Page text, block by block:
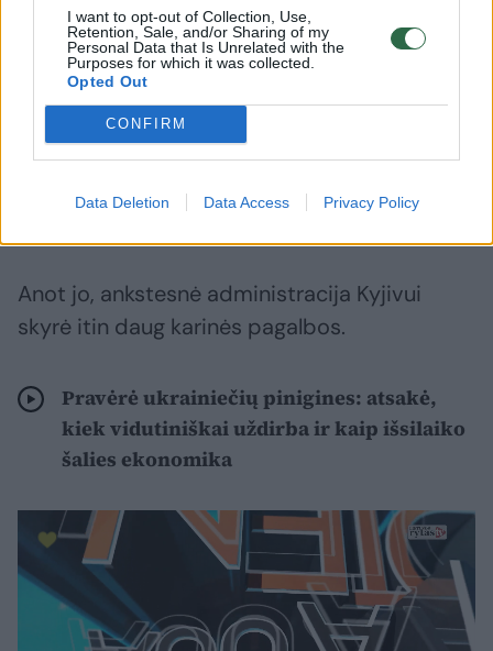
I want to opt-out of Collection, Use,
Retention, Sale, and/or Sharing of my
Personal Data that Is Unrelated with the
Purposes for which it was collected.
Opted Out
CONFIRM
Data Deletion Data Access Privacy Policy
tolimojo nuotolio raketų ir oro gynybos
sistemų „Patriot“.
Kalbėdamas su žurnalistais Baltuosiuose
rūmuose rugpjūčio 6 dieną D. Trumpas taip
pat pakomentavo buvusio JAV prezidento
Anot jo, ankstesnė administracija Kyjivui
skyrė itin daug karinės pagalbos.
Pravėrė ukrainiečių pinigines: atsakė,
kiek vidutiniškai uždirba ir kaip išsilaiko
šalies ekonomika